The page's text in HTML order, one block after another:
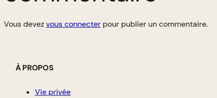
Vous devezvous connecter pour publier un commentaire.
À PROPOS
Vie privée